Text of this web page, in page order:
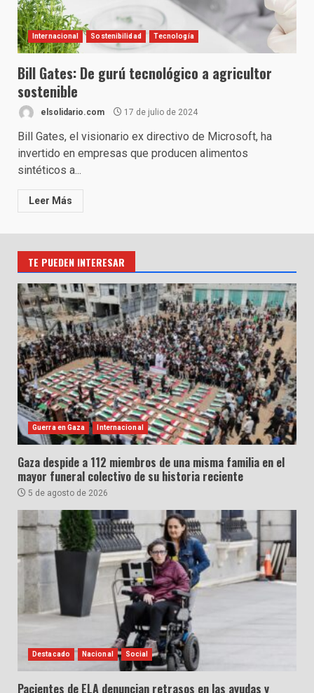
Internacional Sostenibilidad Tecnología
Bill Gates: De gurú tecnológico a agricultor
sostenible
elsolidario.com 17 de julio de 2024
Bill Gates, el visionario ex directivo de Microsoft, ha
invertido en empresas que producen alimentos
sintéticos a...
Leer Más
TE PUEDEN INTERESAR
Guerra en Gaza Internacional
Gaza despide a 112 miembros de una misma familia en el
mayor funeral colectivo de su historia reciente
5 de agosto de 2026
Destacado Nacional Social
Pacientes de ELA denuncian retrasos en las ayudas y